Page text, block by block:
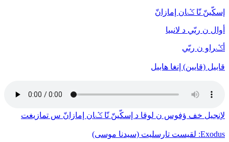
إسكّينّ نّا ݣان إمازانّ
أوال ن ربّي د لانبيا
أݣراو ن ربّي
قابيل (قايين) إنغا هابيل
لإنجيل خف ﺅفوس ن لوقا د إسكّينّ نّا ݣان إمازانّ س تمازيغت
Exodus: لقيست تارسليت (سيدنا موسى)